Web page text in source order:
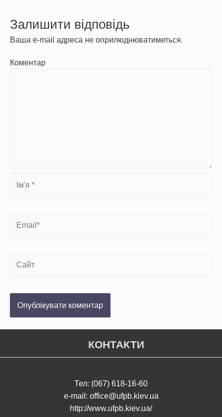
Залишити відповідь
Ваша e-mail адреса не оприлюднюватиметься.
Коментар
КОНТАКТИ
Тел: (067) 618-16-60
e-mail: office@ufpb.kiev.ua
http://www.ufpb.kiev.ua/